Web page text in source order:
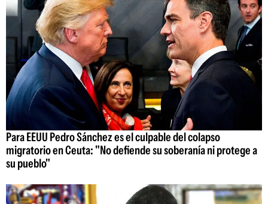
Para EEUU Pedro Sánchez es el culpable del colapso
migratorio en Ceuta: "No defiende su soberanía ni protege a
su pueblo"